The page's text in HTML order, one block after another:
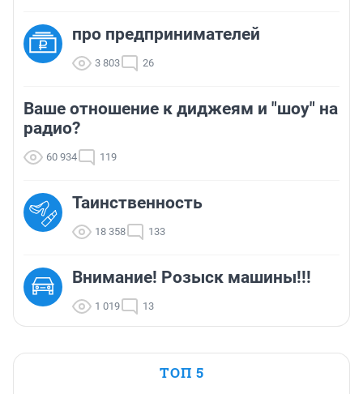
про предпринимателей
3 803 26
Ваше отношение к диджеям и "шоу" на
радио?
60 934 119
Таинственность
18 358 133
Внимание! Розыск машины!!!
1 019 13
ТОП 5